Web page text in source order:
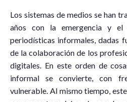
Los sistemas de medios se han
años con la emergencia y el
periodísticas informales, dadas
de la colaboración de los
digitales. En este orden de
informal se convierte, con
vulnerable. Al mismo tiempo,